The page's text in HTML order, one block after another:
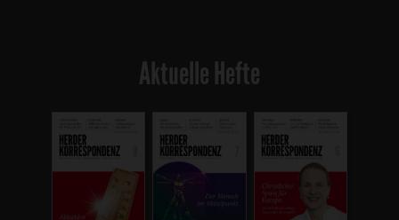
Aktuelle Hefte